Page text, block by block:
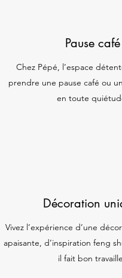
Pause café
Chez Pépé, l’espace
prendre une pause café ou
en toute
Décoration
Vivez l’expérience d’une
apaisante, d’inspiration feng
il fait bon